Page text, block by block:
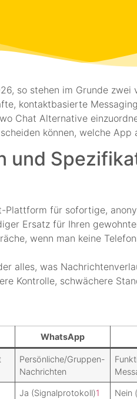
so stehen im Grunde zwei
kontaktbasierte
Chat Alternative
können, welche
und
für sofortige,
Ersatz für Ihren
wenn man keine
alles, was
Kontrolle, schwächere
WhatsApp
Persönliche/Gruppen-
Nachrichten
Ja (Signalprotokoll)1 Nein